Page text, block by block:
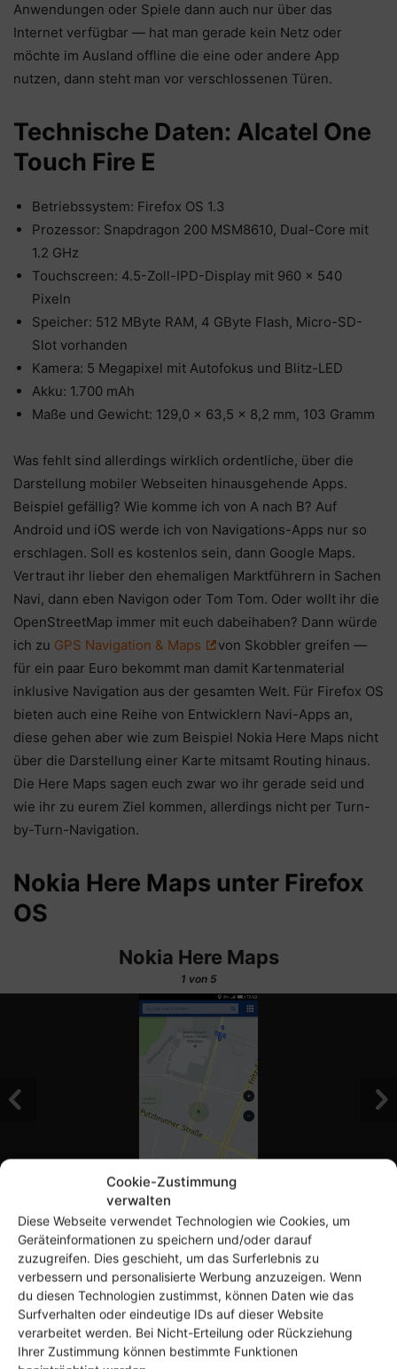
Cookie-Zustimmung
verwalten
Diese Webseite verwendet Technologien wie Cookies, um
Geräteinformationen zu speichern und/oder darauf
zuzugreifen. Dies geschieht, um das Surferlebnis zu
verbessern und personalisierte Werbung anzuzeigen. Wenn
du diesen Technologien zustimmst, können Daten wie das
Surfverhalten oder eindeutige IDs auf dieser Website
verarbeitet werden. Bei Nicht-Erteilung oder Rückziehung
Ihrer Zustimmung können bestimmte Funktionen
Anwendungen oder Spiele dann auch nur über das
Internet verfügbar — hat man gerade kein Netz oder
möchte im Ausland offline die eine oder andere App
nutzen, dann steht man vor verschlossenen Türen.
Technische Daten: Alcatel One
Touch Fire E
Betriebssystem: Firefox OS 1.3
Prozessor: Snapdragon 200 MSM8610, Dual-Core mit
1.2 GHz
Touchscreen: 4.5-Zoll-IPD-Display mit 960 x 540
Pixeln
Speicher: 512 MByte RAM, 4 GByte Flash, Micro-SD-
Slot vorhanden
Kamera: 5 Megapixel mit Autofokus und Blitz-LED
Akku: 1.700 mAh
Maße und Gewicht: 129,0 x 63,5 x 8,2 mm, 103 Gramm
Was fehlt sind allerdings wirklich ordentliche, über die
Darstellung mobiler Webseiten hinausgehende Apps.
Beispiel gefällig? Wie komme ich von A nach B? Auf
Android und iOS werde ich von Navigations-Apps nur so
erschlagen. Soll es kostenlos sein, dann Google Maps.
Vertraut ihr lieber den ehemaligen Marktführern in Sachen
Navi, dann eben Navigon oder Tom Tom. Oder wollt ihr die
OpenStreetMap immer mit euch dabeihaben? Dann würde
ich zu GPS Navigation & Maps
von Skobbler greifen —
für ein paar Euro bekommt man damit Kartenmaterial
inklusive Navigation aus der gesamten Welt. Für Firefox OS
bieten auch eine Reihe von Entwicklern Navi-Apps an,
diese gehen aber wie zum Beispiel Nokia Here Maps nicht
über die Darstellung einer Karte mitsamt Routing hinaus.
Die Here Maps sagen euch zwar wo ihr gerade seid und
wie ihr zu eurem Ziel kommen, allerdings nicht per Turn-
by-Turn-Navigation.
Nokia Here Maps unter Firefox
OS
Nokia Here Maps
1 von 5
Im Alltag zahlt sich diese Beschränkung auf das
Wesentliche jedoch aus. Im Gegensatz zu so gut wie allen
Smartphones ist der Akku des Alcatel Onetouch Fire E
nach 24 Stunden nicht gleich leer. Ganz im Gegenteil, auf
der Tankuhr meines Testgeräts standen nach einem Tag
Benutzung noch etwas mehr als 75 Prozent Kapazität. In